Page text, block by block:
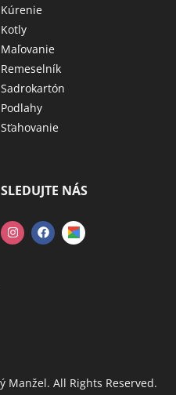
Kúrenie
Kotly
Maľovanie
Remeselník
Sadrokartón
Podlahy
Sťahovanie
SLEDUJTE NÁS
Manžel. All Rights Reserved.